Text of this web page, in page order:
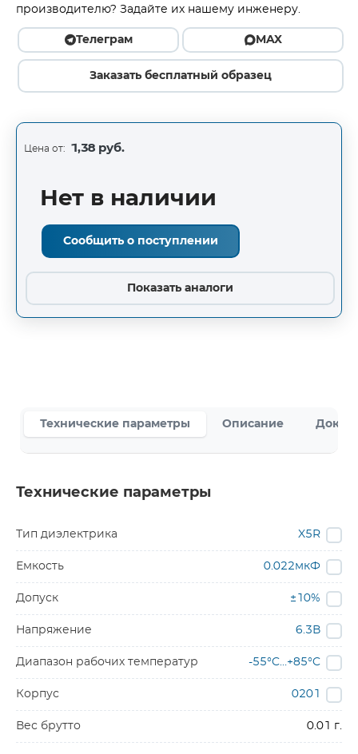
производителю? Задайте их нашему инженеру.
Телеграм MAX
Заказать бесплатный образец
Цена от: 1,38 руб.
Нет в наличии
Сообщить о поступлении
Показать аналоги
Технические параметры Описание
Технические параметры
Тип диэлектрика X5R
Емкость 0.022мкФ
Допуск ±10%
Напряжение 6.3В
Диапазон рабочих температур -55°C…+85°C
Корпус 0201
Вес брутто 0.01 г.